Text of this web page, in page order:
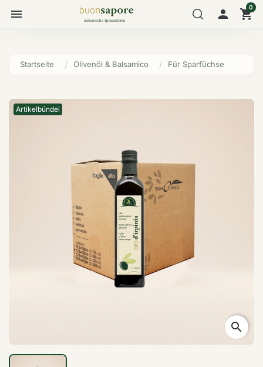
menu  shopping_cart
0
Startseite Olivenöl & Balsamico Für Sparfüchse
Artikelbündel
search